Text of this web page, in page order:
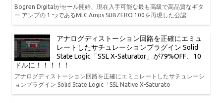
Bogren Digitalがセール開始、現在入手可能な最も高級で高品質なギタ
ー アンプの 1 つであるMLC Amps SUBZERO 100を再現した公認
アナログディストーション回路を正確にエミュ
レートしたサチュレーションプラグイン Solid
State Logic「SSL X-Saturator」が79%OFF、10
ドルに！！！！！
アナログディストーション回路を正確にエミュレートしたサチュレーシ
ョンプラグイン Solid State Logic「SSL Native X-Saturato